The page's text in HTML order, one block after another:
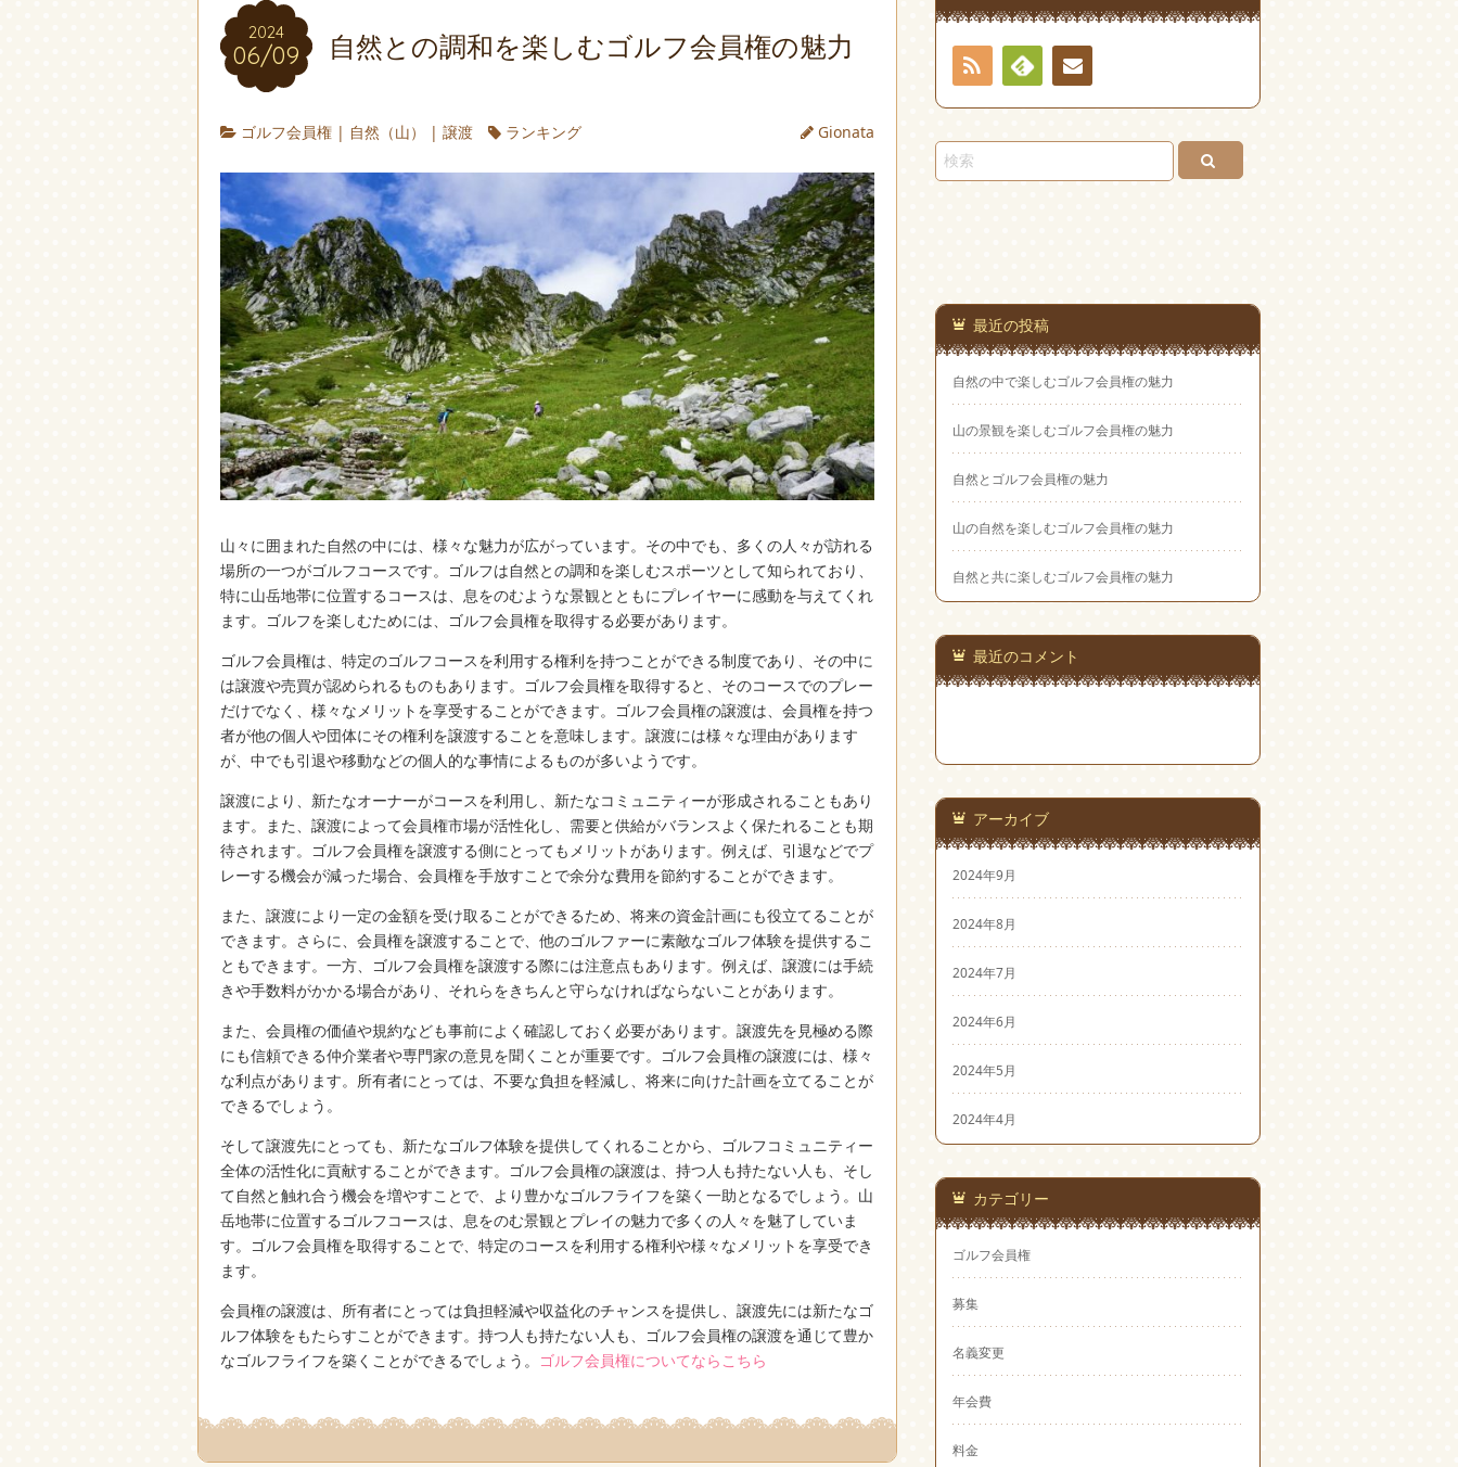
2024
06/09 自然との調和を楽しむゴルフ会員権の魅力
ゴルフ会員権 | 自然（山） |譲渡 ランキング Gionata
山々に囲まれた自然の中には、様々な魅力が広がっています。 その中でも、多くの人々が訪れる
場所の一つがゴルフコースです。ゴルフは自然との調和を楽しむスポーツとして知られており、
特に山岳地帯に位置するコースは、息をのむような景観とともにプレイヤーに感動を与えてくれ
ます。ゴルフを楽しむためには、ゴルフ会員権を取得する必要があります。
ゴルフ会員権は、特定のゴルフコースを利用する権利を持つことができる制度であり、その中に
は譲渡や売買が認められるものもあります。ゴルフ会員権を取得すると、そのコースでのプレー
だけでなく、様々なメリットを享受することができます。ゴルフ会員権の譲渡は、会員権を持つ
者が他の個人や団体にその権利を譲渡することを意味します。譲渡には様々な理由があります
が、中でも引退や移動などの個人的な事情によるものが多いようです。
譲渡により、新たなオーナーがコースを利用し、新たなコミュニティーが形成されることもあり
ます。また、譲渡によって会員権市場が活性化し、需要と供給がバランスよく保たれることも期
待されます。ゴルフ会員権を譲渡する側にとってもメリットがあります。例えば、引退などでプ
レーする機会が減った場合、会員権を手放すことで余分な費用を節約することができます。
また、譲渡により一定の金額を受け取ることができるため、将来の資金計画にも役立てることが
できます。さらに、会員権を譲渡することで、他のゴルファーに素敵なゴルフ体験を提供するこ
ともできます。一方、ゴルフ会員権を譲渡する際には注意点もあります。例えば、譲渡には手続
きや手数料がかかる場合があり、それらをきちんと守らなければならないことがあります。
また、会員権の価値や規約なども事前によく確認しておく必要があります。譲渡先を見極める際
にも信頼できる仲介業者や専門家の意見を聞くことが重要です。ゴルフ会員権の譲渡には、様々
な利点があります。所有者にとっては、不要な負担を軽減し、将来に向けた計画を立てることが
できるでしょう。
そして譲渡先にとっても、新たなゴルフ体験を提供してくれることから、ゴルフコミュニティー
全体の活性化に貢献することができます。ゴルフ会員権の譲渡は、持つ人も持たない人も、そし
て自然と触れ合う機会を増やすことで、より豊かなゴルフライフを築く一助となるでしょう。山
岳地帯に位置するゴルフコースは、息をのむ景観とプレイの魅力で多くの人々を魅了していま
す。ゴルフ会員権を取得することで、特定のコースを利用する権利や様々なメリットを享受でき
ます。
会員権の譲渡は、所有者にとっては負担軽減や収益化のチャンスを提供し、譲渡先には新たなゴ
ルフ体験をもたらすことができます。持つ人も持たない人も、ゴルフ会員権の譲渡を通じて豊か
なゴルフライフを築くことができるでしょう。
ゴルフ会員権についてならこちら
RSS
Feedlyお問
い合
わせ
最近の投稿
自然の中で楽しむゴルフ会員権の魅力
山の景観を楽しむゴルフ会員権の魅力
自然とゴルフ会員権の魅力
山の自然を楽しむゴルフ会員権の魅力
自然と共に楽しむゴルフ会員権の魅力
最近のコメント
アーカイブ
2024年9月
2024年8月
2024年7月
2024年6月
2024年5月
2024年4月
カテゴリー
ゴルフ会員権
募集
名義変更
年会費
料金